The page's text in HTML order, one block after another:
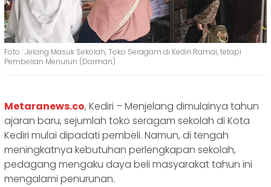
‎Foto : Jelang Masuk Sekolah, Toko Seragam di Kediri Ramai, tetapi
Pembelian Menurun (Darman) ‎
Metaranews.co, Kediri – Menjelang dimulainya tahun
ajaran baru, sejumlah toko seragam sekolah di Kota
Kediri mulai dipadati pembeli. Namun, di tengah
meningkatnya kebutuhan perlengkapan sekolah,
pedagang mengaku daya beli masyarakat tahun ini
mengalami penurunan.